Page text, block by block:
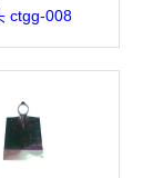
ctgg-008